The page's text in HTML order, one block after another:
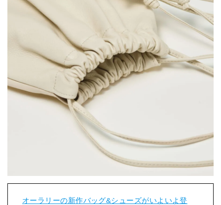
オーラリーの新作バッグ&シューズがいよいよ登